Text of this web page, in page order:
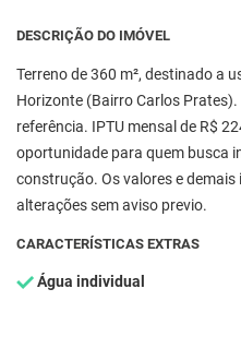
DESCRIÇÃO DO IMÓVEL
Terreno de 360 m², destinado a
Horizonte (Bairro Carlos
referência. IPTU mensal de R$
oportunidade para quem busca
construção. Os valores e
alterações sem aviso previo.
CARACTERÍSTICAS EXTRAS
Água individual